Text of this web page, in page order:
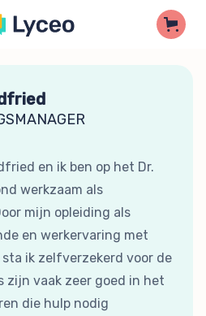
en ik ben op het Dr.
werkzaam als
mijn opleiding als
en werkervaring met
ik zelfverzekerd voor de
zijn vaak zeer goed in het
die hulp nodig